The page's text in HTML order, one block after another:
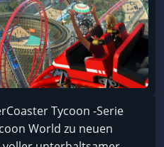
Tycoon -Serie
World zu neuen